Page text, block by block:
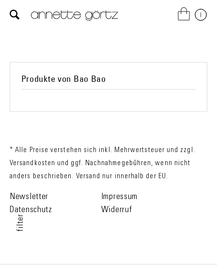
filter
Produkte von Bao Bao
* Alle Preise verstehen sich inkl. Mehrwertsteuer und zzgl.
Versandkosten und ggf. Nachnahmegebühren, wenn nicht
anders beschrieben. Versand nur innerhalb der EU.
Newsletter
Impressum
Datenschutz
Widerruf